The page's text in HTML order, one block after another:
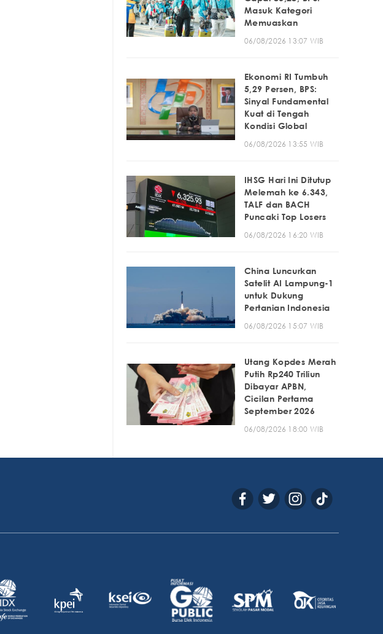
Masuk Kategori
Memuaskan
06/08/2026 13:07 WIB
Ekonomi RI Tumbuh
5,29 Persen, BPS:
Sinyal Fundamental
Kuat di Tengah
Kondisi Global
06/08/2026 13:55 WIB
IHSG Hari Ini Ditutup
Melemah ke 6.343,
TALF dan BACH
Puncaki Top Losers
06/08/2026 16:20 WIB
China Luncurkan
Satelit AI Lampung-1
untuk Dukung
Pertanian Indonesia
06/08/2026 15:07 WIB
Utang Kopdes Merah
Putih Rp240 Triliun
Dibayar APBN,
Cicilan Pertama
September 2026
06/08/2026 18:00 WIB